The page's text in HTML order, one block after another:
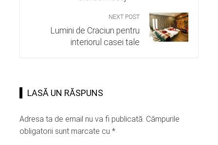
NEXT POST
Lumini de Craciun pentru
interiorul casei tale
LASĂ UN RĂSPUNS
Adresa ta de email nu va fi publicată. Câmpurile
obligatorii sunt marcate cu *